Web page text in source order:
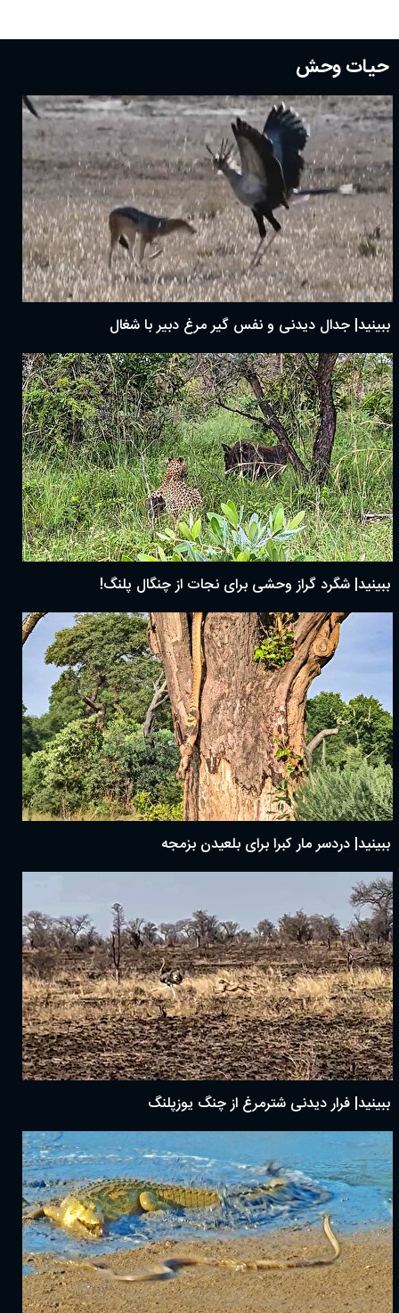
حیات وحش
ببینید| جدال دیدنی و نفس گیر مرغ دبیر با شغال
ببینید| شگرد گراز وحشی برای نجات از چنگال پلنگ!
ببینید| دردسر مار کبرا برای بلعیدن بزمجه
ببینید| فرار دیدنی شترمرغ از چنگ یوزپلنگ